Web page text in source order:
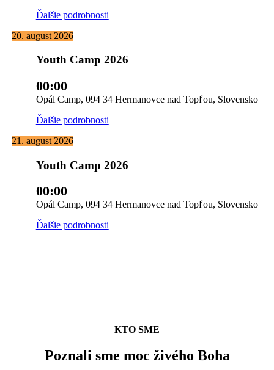
Ďalšie podrobnosti
20. august 2026
Youth Camp 2026
00:00
Opál Camp, 094 34 Hermanovce nad Topľou, Slovensko
Ďalšie podrobnosti
21. august 2026
Youth Camp 2026
00:00
Opál Camp, 094 34 Hermanovce nad Topľou, Slovensko
Ďalšie podrobnosti
KTO SME
Poznali sme moc živého Boha